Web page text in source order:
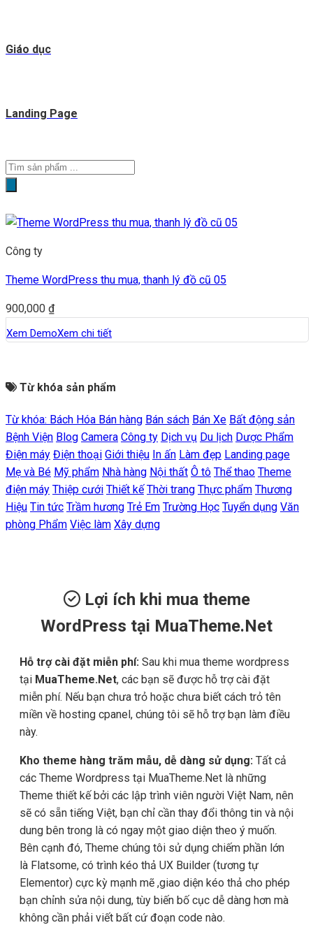
Giáo dục
Landing Page
Tìm
phẩm
Công ty
Theme WordPress thu mua, thanh lý đồ cũ 05
900,000 ₫
Xem DemoXem chi tiết
Từ khóa sản phẩm
Từ khóa: Bách Hóa Bán hàng Bán sách Bán Xe Bất động sản
Bệnh Viện Blog Camera Công ty Dịch vụ Du lịch Dược Phẩm
Điện máy Điện thoại Giới thiệu In ấn Làm đẹp Landing page
Mẹ và Bé Mỹ phẩm Nhà hàng Nội thất Ô tô Thể thao Theme
điện máy Thiệp cưới Thiết kế Thời trang Thực phẩm Thương
Hiệu Tin tức Trầm hương Trẻ Em Trường Học Tuyển dụng Văn
phòng Phẩm Việc làm Xây dựng
Lợi ích khi mua theme
WordPress tại MuaTheme.Net
Hỗ trợ cài đặt miễn phí: Sau khi mua theme wordpress
tại MuaTheme.Net, các bạn sẽ được hỗ trợ cài đặt
miễn phí. Nếu bạn chưa trỏ hoặc chưa biết cách trỏ tên
miền về hosting cpanel, chúng tôi sẽ hỗ trợ bạn làm điều
này.
Kho theme hàng trăm mẫu, dễ dàng sử dụng: Tất cả
các Theme Wordpress tại MuaTheme.Net là những
Theme thiết kế bởi các lập trình viên người Việt Nam, nên
sẽ có sẵn tiếng Việt, bạn chỉ cần thay đổi thông tin và nội
dung bên trong là có ngay một giao diện theo ý muốn.
Bên cạnh đó, Theme chúng tôi sử dụng chiếm phần lớn
là Flatsome, có trình kéo thả UX Builder (tương tự
Elementor) cực kỳ mạnh mẽ ,giao diện kéo thả cho phép
bạn chỉnh sửa nội dung, tùy biến bố cục dễ dàng hơn mà
không cần phải viết bất cứ đoạn code nào.